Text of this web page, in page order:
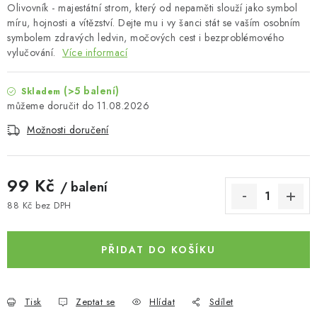
Olivovník - majestátní strom, který od nepaměti slouží jako symbol
míru, hojnosti a vítězství. Dejte mu i vy šanci stát se vaším osobním
symbolem zdravých ledvin, močových cest i bezproblémového
vylučování. Více informací
Skladem (>5 balení)
11.08.2026
Možnosti doručení
99 Kč / balení
88 Kč bez DPH
PŘIDAT DO KOŠÍKU
Tisk Zeptat se Hlídat Sdílet